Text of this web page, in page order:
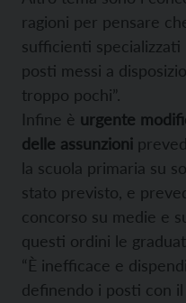
ragioni per pensare
sufficienti specializzati
posti messi a
troppo pochi”.
Infine è urgente
delle assunzioni
la scuola primaria su
stato previsto, e
concorso su medie e
questi ordini le
“È inefficace e
definendo i posti con